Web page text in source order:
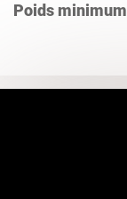
Poids minimum